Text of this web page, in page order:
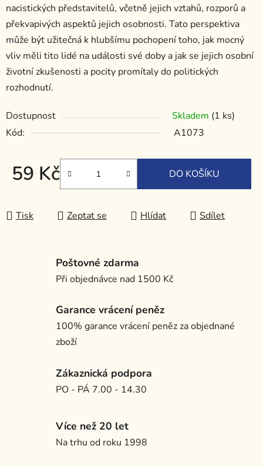
nacistických představitelů, včetně jejich vztahů, rozporů a
překvapivých aspektů jejich osobnosti. Tato perspektiva
může být užitečná k hlubšímu pochopení toho, jak mocný
vliv měli tito lidé na události své doby a jak se jejich osobní
životní zkušenosti a pocity promítaly do politických
rozhodnutí.
Dostupnost Skladem (1 ks)
Kód:
A1073
59 Kč
Měrná cena:
DO KOŠÍKU
Tisk Zeptat se Hlídat Sdílet
Poštovné zdarma
Při objednávce nad 1500 Kč
Garance vrácení peněz
100% garance vrácení peněz za objednané
zboží
Zákaznická podpora
PO - PÁ 7.00 - 14.30
Více než 20 let
Na trhu od roku 1998